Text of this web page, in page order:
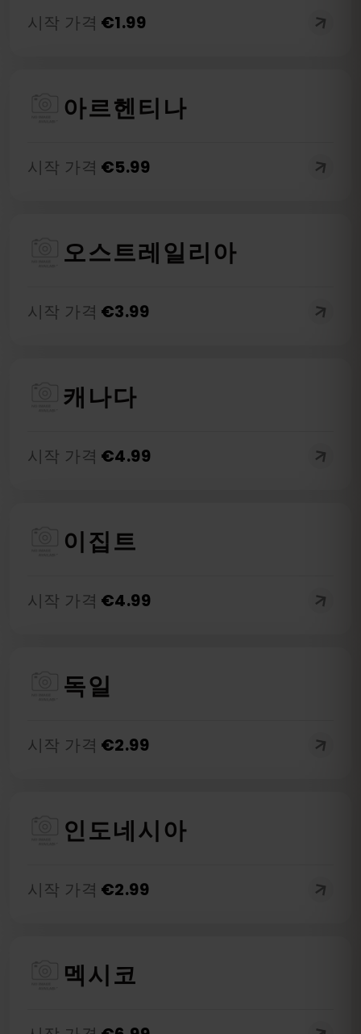
시작 가격 €1.99
아르헨티나
시작 가격 €5.99
오스트레일리아
시작 가격 €3.99
캐나다
시작 가격 €4.99
이집트
시작 가격 €4.99
독일
시작 가격 €2.99
인도네시아
시작 가격 €2.99
멕시코